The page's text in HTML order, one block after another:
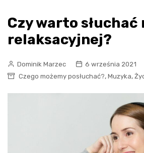
Czy warto słuchać
relaksacyjnej?
Dominik Marzec
6 września 2021
Czego możemy posłuchać?, Muzyka,